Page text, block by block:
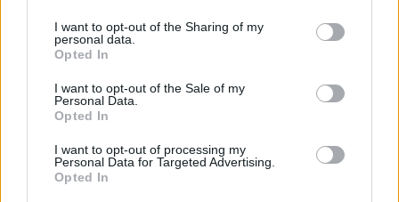
I want to opt-out of the Sharing of my
personal data.
Opted In
I want to opt-out of the Sale of my
Personal Data.
Opted In
I want to opt-out of processing my
Personal Data for Targeted Advertising.
Opted In
Il n. 7 Taylor Fritz farà il suo debutto nella stagione su
facendo coppia con il n. 21 Learner Tien per la prima